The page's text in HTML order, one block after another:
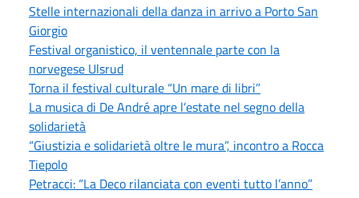
Stelle internazionali della danza in arrivo a Porto San
Giorgio
Festival organistico, il ventennale parte con la
norvegese Ulsrud
Torna il festival culturale “Un mare di libri”
La musica di De André apre l’estate nel segno della
solidarietà
“Giustizia e solidarietà oltre le mura”, incontro a Rocca
Tiepolo
Petracci: “La Deco rilanciata con eventi tutto l’anno”